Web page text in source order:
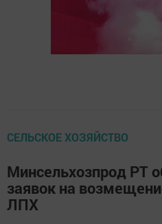
СЕЛЬСКОЕ ХОЗЯЙСТВО
Минсельхозпрод РТ
заявок на
ЛПХ